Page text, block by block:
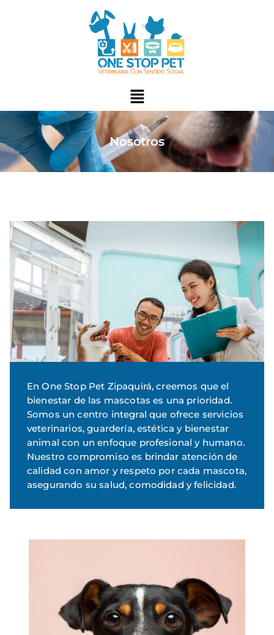
Nosotros
En One Stop Pet Zipaquirá, creemos que el
bienestar de las mascotas es una prioridad.
Somos un centro integral que ofrece servicios
veterinarios, guardería, estética y bienestar
animal con un enfoque profesional y humano.
Nuestro compromiso es brindar atención de
calidad con amor y respeto por cada mascota,
asegurando su salud, comodidad y felicidad.